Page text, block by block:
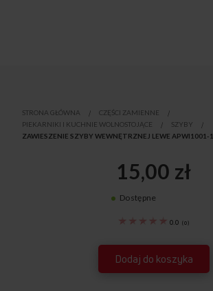
STRONA GŁÓWNA
CZĘŚCI ZAMIENNE
PIEKARNIKI I KUCHNIE WOLNOSTOJĄCE
SZYBY
ZAWIESZENIE SZYBY WEWNĘTRZNEJ LEWE APWI1001-1
0.0 (0)
15,00 zł
Dostępne
Dodaj do koszyka